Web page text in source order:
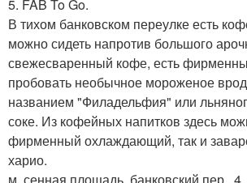
5. FAB To Go.
В тихом банковском переулке есть
можно сидеть напротив большого
свежесваренный кофе, есть
пробовать необычное мороженое
названием "Филадельфия" или
соке. Из кофейных напитков здесь
фирменный охлаждающий, так и
харио.